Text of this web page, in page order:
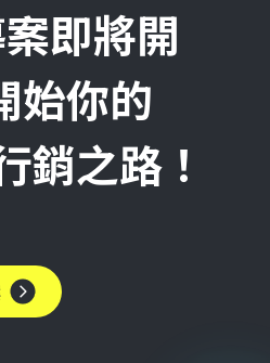
即將開
始你的
銷之路！